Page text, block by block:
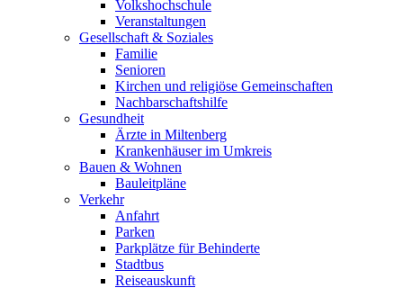
Volkshochschule
Veranstaltungen
Gesellschaft & Soziales
Familie
Senioren
Kirchen und religiöse Gemeinschaften
Nachbarschaftshilfe
Gesundheit
Ärzte in Miltenberg
Krankenhäuser im Umkreis
Bauen & Wohnen
Bauleitpläne
Verkehr
Anfahrt
Parken
Parkplätze für Behinderte
Stadtbus
Reiseauskunft